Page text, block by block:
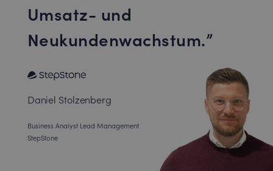
Umsatz- und
Neukundenwachstum.
Daniel Stolzenberg
Business Analyst Lead Management
StepStone